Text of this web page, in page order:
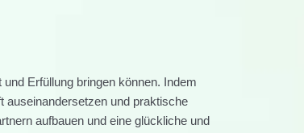
Erfüllung bringen können. Indem
auseinandersetzen und praktische
aufbauen und eine glückliche und